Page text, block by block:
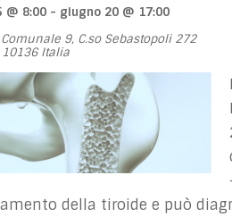
@ 8:00 - giugno 20 @ 17:00
9, C.so Sebastopoli 272
10136 Italia
della tiroide e può